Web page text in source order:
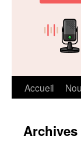
Aller
contenu
Accueil